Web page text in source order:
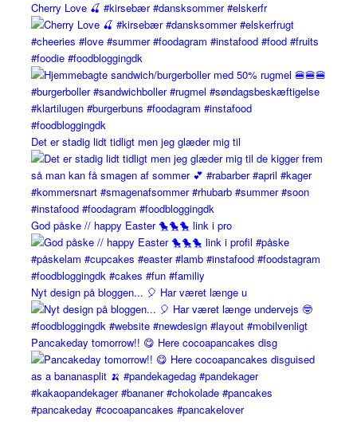
Cherry Love 🍒 #kirsebær #dansksommer #elskerfr
Det er stadig lidt tidligt men jeg glæder mig til
God påske // happy Easter 🐤🐤🐤 link i pro
Nyt design på bloggen... 🎈 Har været længe u
Pancakeday tomorrow!! 😋 Here cocoapancakes disg